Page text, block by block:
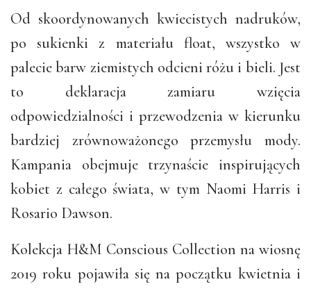
Od skoordynowanych kwiecistych nadruków,
po sukienki z materiału float, wszystko w
palecie barw ziemistych odcieni różu i bieli. Jest
to deklaracja zamiaru wzięcia
odpowiedzialności i przewodzenia w kierunku
bardziej zrównoważonego przemysłu mody.
Kampania obejmuje trzynaście inspirujących
kobiet z całego świata, w tym Naomi Harris i
Rosario Dawson.
Kolekcja H&M Conscious Collection na wiosnę
2019 roku pojawiła się na początku kwietnia i